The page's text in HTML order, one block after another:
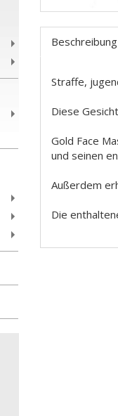
Beschreibung
Straffe,
Diese
Gold Face
und seinen
Außerdem
Die